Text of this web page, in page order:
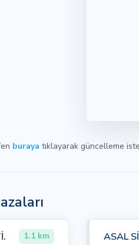
buraya tıklayarak güncelleme
1.1 km ASAL